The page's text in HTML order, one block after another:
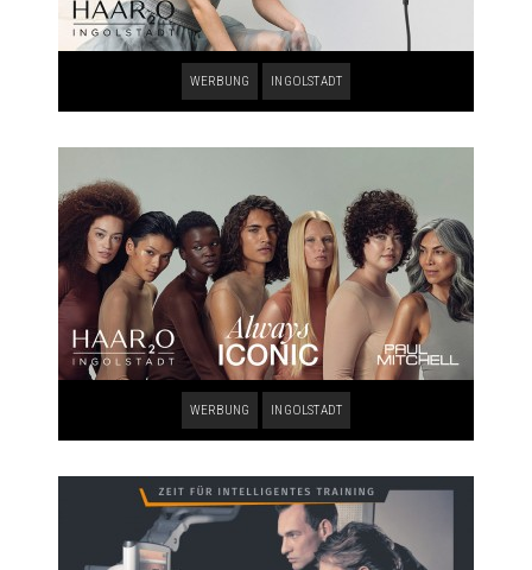
WERBUNG INGOLSTADT
WERBUNG INGOLSTADT